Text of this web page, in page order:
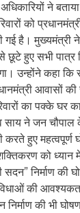
ने बताया
को
गई है।
छूटे हुए सभी पात्र
उन्होंने कहा
आवासों की
का पक्के घर
साय ने जन चौपाल के
करते हुए
को ध्यान
सदन” निर्माण की
की
की भी